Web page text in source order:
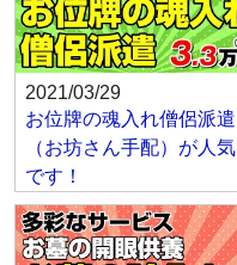
2021/03/29
お位牌の魂入れ僧侶派遣
（お坊さん手配）が人気
です！